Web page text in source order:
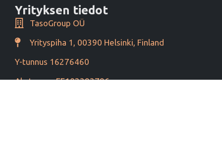
Yrityksen tiedot
TasoGroup OÜ
Yrityspiha 1, 00390 Helsinki, Finland
Y-tunnus 16276460
Alv tunnus EE102393796